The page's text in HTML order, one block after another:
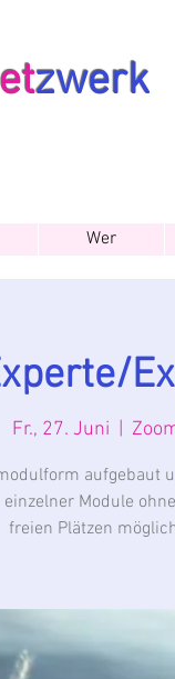
zwerk
Wer
Fr., 27. Juni
aufgebaut
Module
freien Plätzen